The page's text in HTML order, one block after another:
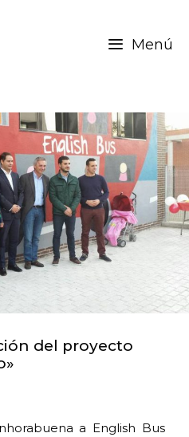
Menú
del proyecto
a English Bus